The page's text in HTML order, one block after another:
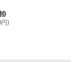
)
円)